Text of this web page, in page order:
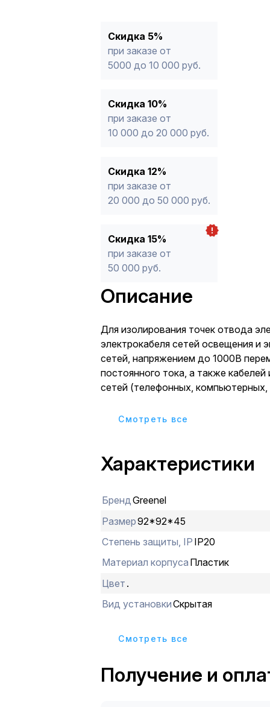
* -Для заказов, состоящих
продукции, максимальная скидка
Скидка 5%
при заказе от
5000 до 10 000 руб.
Скидка 10%
при заказе от
10 000 до 20 000 руб.
Скидка 12%
при заказе от
20 000 до 50 000 руб.
Скидка 15%
при заказе от
50 000 руб.
Описание
Для изолирования точек отвода
электрокабеля сетей освещения и
сетей, напряжением до 1000В
постоянного тока, а также
сетей (телефонных, компьютерных,
Cмотреть все
Характеристики
БрендGreenel
Размер92*92*45
Степень защиты, IP IP20
Материал корпуса Пластик
Цвет .
Вид установкиСкрытая
Cмотреть все
Получение и